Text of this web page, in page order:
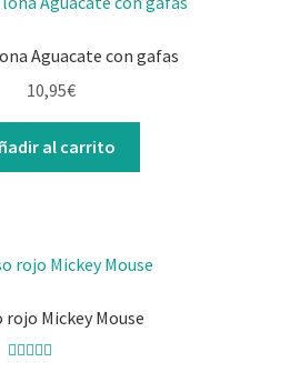
Aguacate con gafas
10,95€
al carrito
rojo Mickey Mouse